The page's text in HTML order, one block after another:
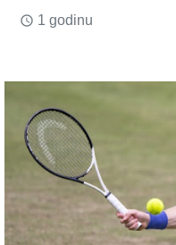
access_time 1 godinu